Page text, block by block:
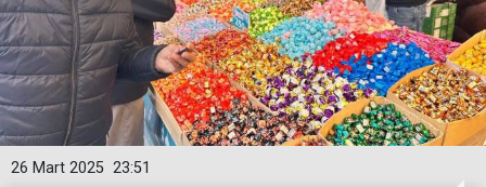
23:51
26 Mart 2025